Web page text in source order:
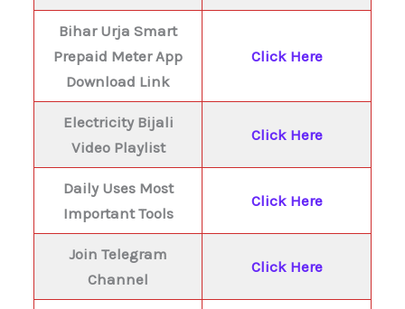
Bihar Urja Smart
Prepaid Meter App
Download Link
Click Here
Electricity Bijali
Video Playlist
Click Here
Daily Uses Most
Important Tools
Click Here
Join Telegram
Channel
Click Here